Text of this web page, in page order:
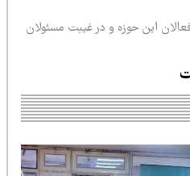
این حوزه و در غیبت مسئولان